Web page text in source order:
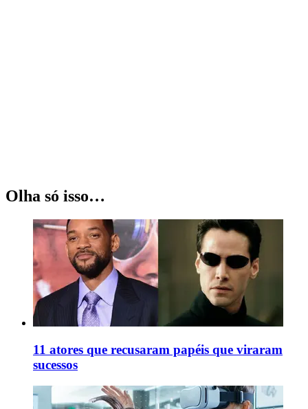
Olha só isso…
11 atores que recusaram papéis que viraram
sucessos